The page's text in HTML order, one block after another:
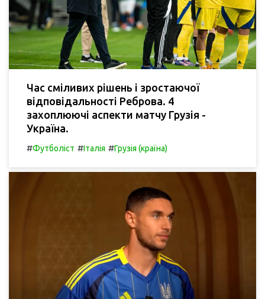
Час сміливих рішень і зростаючої
відповідальності Реброва. 4
захоплюючі аспекти матчу Грузія -
Україна.
#Футболіст #Італія #Грузія (країна)